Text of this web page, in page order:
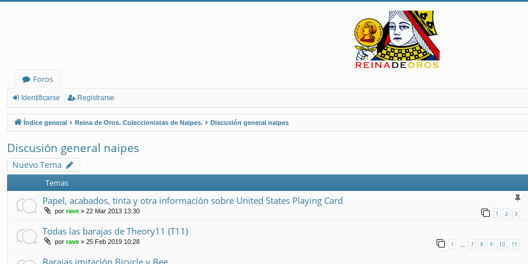
Foros
Identificarse Registrarse
Índice general Reina de Oros. Coleccionistas de Naipes. Discusión general naipes
Discusión general naipes
Nuevo Tema
Temas
Papel, acabados, tinta y otra información sobre United States Playing Card
por rave » 22 Mar 2013 13:30 1 2 3
Todas las barajas de Theory11 (T11)
por rave » 25 Feb 2019 10:28 1 … 7 8 9 10 11